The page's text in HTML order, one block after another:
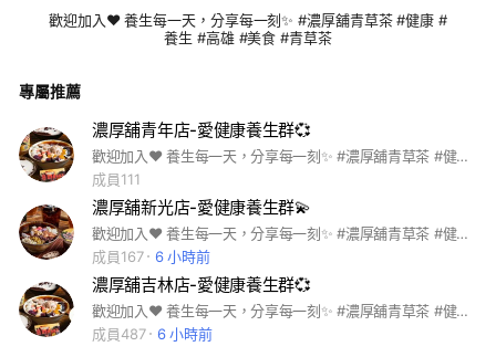
歡迎加入❤️ 養生每一天，分享每一刻✨ #濃厚舖青草茶 #健康 #
養生 #高雄 #美食 #青草茶
專屬推薦
濃厚舖青年店-愛健康養生群💞
歡迎加入❤️ 養生每一天，分享每一刻✨ #濃厚舖青草茶 #健康 #養生 #高雄 #美食 #青草茶
成員111
濃厚舖新光店-愛健康養生群💫
歡迎加入❤️ 養生每一天，分享每一刻✨ #濃厚舖青草茶 #健康 #養生 #高雄 #美食 #青草茶
成員167
6 小時前
濃厚舖吉林店-愛健康養生群💞
歡迎加入❤️ 養生每一天，分享每一刻✨ #濃厚舖青草茶 #健康 #養生 #高雄 #美食 #青草茶
成員487
6 小時前